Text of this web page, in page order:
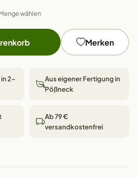
wählen
Merken
2–
Aus eigener Fertigung in
Pößneck
Ab 79 €
versandkostenfrei